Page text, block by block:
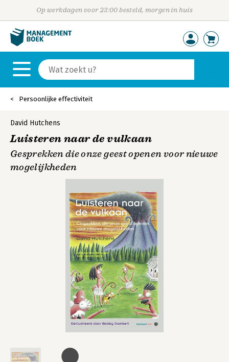
Op werkdagen voor 23:00 besteld, morgen in huis
Persoonlijke effectiviteit
David Hutchens
Luisteren naar de vulkaan
Gesprekken die onze geest openen voor nieuwe
mogelijkheden